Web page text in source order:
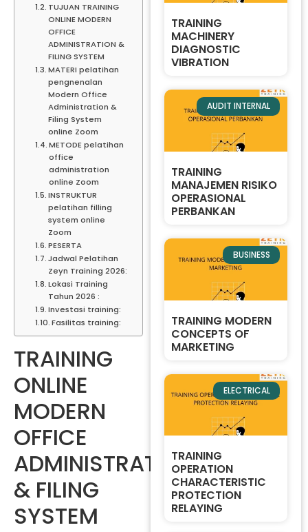
TUJUAN TRAINING
ONLINE MODERN
OFFICE
ADMINISTRATION &
FILING SYSTEM
MATERI pelatihan
pengnenalan
Modern Office
Administration &
Filing System
online Zoom
METODE pelatihan
office
administration
online Zoom
INSTRUKTUR
pelatihan filling
system online
Zoom
PESERTA
Jadwal Pelatihan
Zeyn Training 2026:
Lokasi Training
Tahun 2026 :
Investasi training:
Fasilitas training:
TRAINING
ONLINE
MODERN
OFFICE
ADMINISTRATION
& FILING
SYSTEM
TRAINING
MACHINERY
DIAGNOSTIC
VIBRATION
AUDIT INTERNAL
TRAINING
MANAJEMEN RISIKO
OPERASIONAL
PERBANKAN
BUSINESS
TRAINING MODERN
CONCEPTS OF
MARKETING
ELECTRICAL
TRAINING
OPERATION
CHARACTERISTIC
PROTECTION
RELAYING